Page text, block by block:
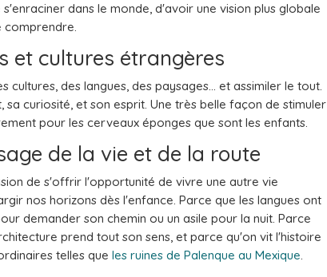
dans le monde, d'avoir une vision plus globale
comprendre.
et cultures étrangères
des langues, des paysages... et assimiler le tout.
curiosité, et son esprit. Une très belle façon de stimuler
pour les cerveaux éponges que sont les enfants.
de la vie et de la route
de s'offrir l'opportunité de vivre une autre vie
nos horizons dès l'enfance. Parce que les langues ont
demander son chemin ou un asile pour la nuit. Parce
prend tout son sens, et parce qu'on vit l'histoire
telles que les ruines de Palenque au Mexique.